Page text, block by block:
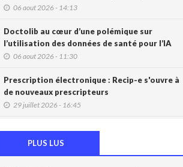
06 aout 2026 - 14:13
Doctolib au cœur d’une polémique sur
l’utilisation des données de santé pour l’IA
06 aout 2026 - 11:30
Prescription électronique : Recip-e s'ouvre à
de nouveaux prescripteurs
29 juillet 2026 - 16:45
accès non autorisés (Ordre)
PLUS LUS